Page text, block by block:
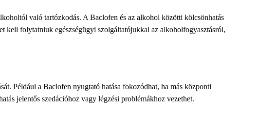
való tartózkodás. A Baclofen és az alkohol közötti kölcsönhatás
kell folytatniuk egészségügyi szolgáltatójukkal az alkoholfogyasztásról,
Például a Baclofen nyugtató hatása fokozódhat, ha más központi
jelentős szedációhoz vagy légzési problémákhoz vezethet.